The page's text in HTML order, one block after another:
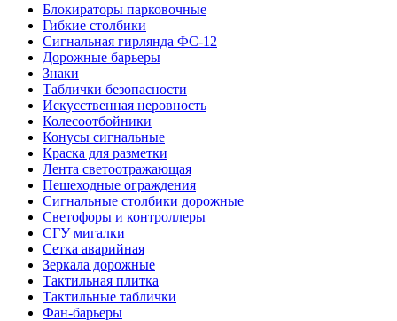
Блокираторы парковочные
Гибкие столбики
Сигнальная гирлянда ФС-12
Дорожные барьеры
Знаки
Таблички безопасности
Искусственная неровность
Колесоотбойники
Конусы сигнальные
Краска для разметки
Лента светоотражающая
Пешеходные ограждения
Сигнальные столбики дорожные
Светофоры и контроллеры
СГУ мигалки
Cетка аварийная
Зеркала дорожные
Тактильная плитка
Тактильные таблички
Фан-барьеры